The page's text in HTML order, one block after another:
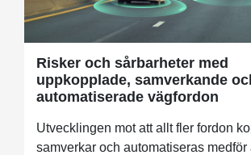
Risker och sårbarheter med
uppkopplade, samverkande
automatiserade vägfordon
Utvecklingen mot att allt fler fordon
samverkar och automatiseras medför